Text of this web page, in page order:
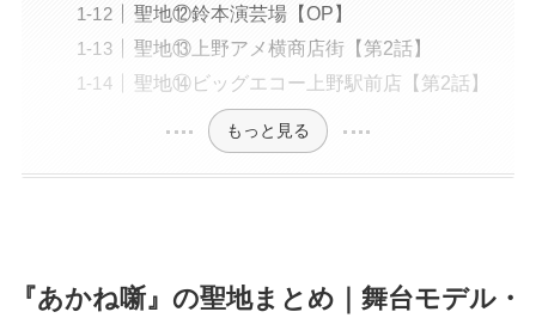
聖地⑫鈴本演芸場【OP】
聖地⑬上野アメ横商店街【第2話】
聖地⑭ビッグエコー上野駅前店【第2話】
もっと見る
『あかね噺』の聖地まとめ｜舞台モデル・